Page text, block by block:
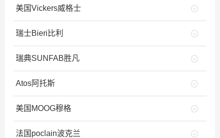
美国Vickers威格士
瑞士Bieri比利
瑞典SUNFAB胜凡
Atos阿托斯
美国MOOG穆格
法国poclain波克兰